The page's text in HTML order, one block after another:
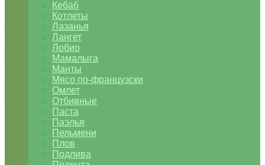
Кебаб
Котлеты
Лазанья
Лангет
Лобио
Мамалыга
Манты
Мясо по-французски
Омлет
Отбивные
Паста
Паэлья
Пельмени
Плов
Подлива